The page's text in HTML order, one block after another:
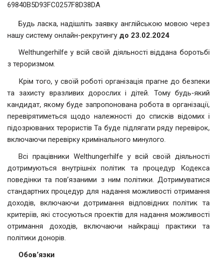
69840B5D93FC0257F8D38DA
Будь ласка, надішліть заявку англійською мовою через
нашу систему онлайн-рекрутингу до 23.02.2024
Welthungerhilfe у всій своїй діяльності віддана боротьбі
з тероризмом.
Крім того, у своїй роботі організація прагне до безпеки
та захисту вразливих дорослих і дітей. Тому будь-який
кандидат, якому буде запропонована робота в організації,
перевірятиметься щодо належності до списків відомих і
підозрюваних терористів Та буде підлягати ряду перевірок,
включаючи перевірку кримінального минулого.
Всі працівники Welthungerhilfe у всій своїй діяльності
дотримуються внутрішніх політик та процедур Кодекса
поведінки та пов’язаними з ним політики. Дотримуватися
стандартних процедур для надання можливості отримання
доходів, включаючи дотримання відповідних політик та
критеріїв, які стосуються проектів для надання можливості
отримання доходів, включаючи найкращі практики та
політики донорів.
Обов’язки